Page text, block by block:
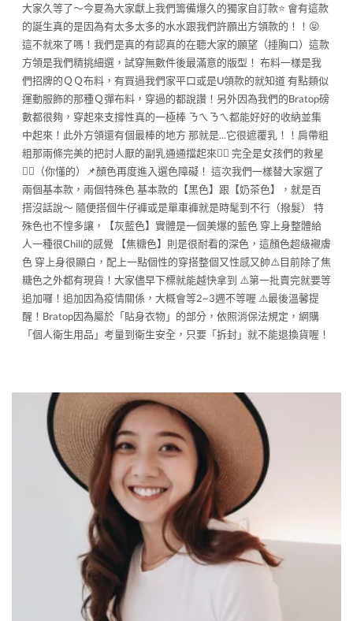
大家久等了～今夏為大家獻上我們籌備爆久的獨家自訂款⭐️ 會有這款
的誕生真的是因為有太多太多的水水跟我們許願出方領款的！！😝
這不就來了嗎！我們是真的有認真的在聽大家的願望（捶胸口）這款
方領是我們精挑細選，試穿無數件後最滿意的版型！ 布料一樣是我
們招牌的ＱＱ布料，有買過我們家平口或是U領款的就知道 有點類似
運動服飾的那種Ｑ彈布料，穿過的都說讚！另外因為我們的Bratop磅
數都很夠，穿起來支撐性真的一極棒 ㄋㄟㄋㄟ都能好好的收納並集
中起來！此外方領還有個最棒的地方 那就是...它很遮覆乳！！肩帶粗
粗那兩條完美的把討人厭的副乳通通擋起來👍🏻 完全是女孩們的救星
👌🏻（你懂的）📌顏色再度進入選色障礙！ 這次我們一樣替大家選了
兩個基本款，兩個特殊色 基本款的【黑色】跟【奶茶色】，就是百
搭沒話說～ 隨便搭個牛仔褲或是單車褲就是時髦到不行（撥髮） 特
殊色也不惶多讓，【灰藍色】實體是一個美爆的藍色 穿上身整體給
人一種很Chill的感覺 【焦糖色】則是很耐看的深色，這顏色超級襯膚
色 穿上身很顯白，配上一點個性的穿搭整個又性感又帥⚠️目前除了焦
糖色之外都有現貨！大家儘早下標就能越快拿到 ⚠️第一批賣完就要等
追加囉！追加因為疫情關係，大概會等2~3週不等喔 ⚠️最後溫馨提
醒！Bratop因為屬於「貼身衣物」的部分，依照消保法規定，網購
「個人衛生用品」考量到衛生安全，只要「拆封」就不能退換貨喔！